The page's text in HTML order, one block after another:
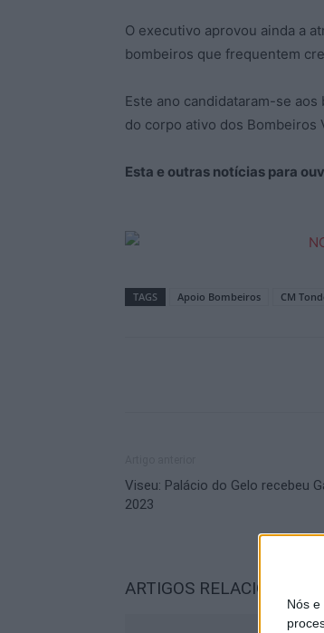
Nós e
O executivo aprovou ainda a
bombeiros que frequentem
Este ano candidataram-se
do corpo ativo dos Bombeiros
Esta e outras notícias para
TAGS Apoio Bombeiros CM
Viseu: Palácio do Gelo recebeu
2023
ARTIGOS RELACIONADOS